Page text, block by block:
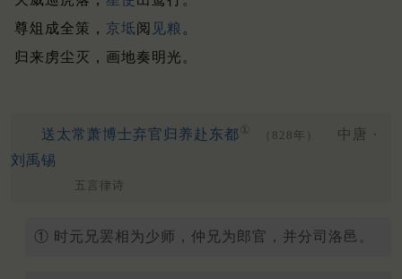
尊俎成全策， 京坻阅 见粮 。
归来虏尘灭，画地奏明光。
送太常萧博士弃官归养赴东都 ① （828年）
中唐 ·
刘禹锡
五言律诗
① 时元兄罢相为少师，仲兄为郎官，并分司洛邑。